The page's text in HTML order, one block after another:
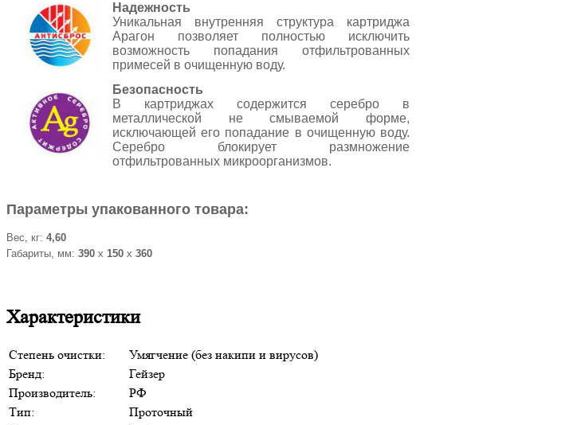
Надежность
Уникальная внутренняя структура картриджа
Арагон позволяет полностью исключить
возможность попадания отфильтрованных
примесей в очищенную воду.
Безопасность
В картриджах содержится серебро в
металлической не смываемой форме,
исключающей его попадание в очищенную воду.
Серебро блокирует размножение
отфильтрованных микроорганизмов.
Параметры упакованного товара:
Вес, кг: 4,60
Габариты, мм: 390 x 150 x 360
Характеристики
Степень очистки:
Умягчение (без накипи и вирусов)
Бренд:
Гейзер
Производитель:
РФ
Тип:
Проточный